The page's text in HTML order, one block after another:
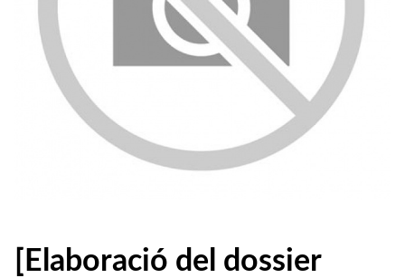
[Elaboració del dossier